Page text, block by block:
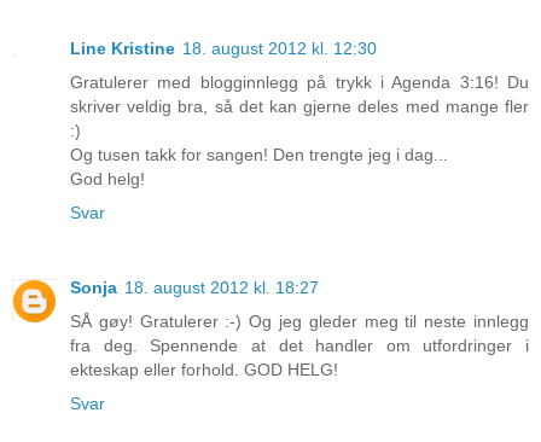
Line Kristine 18. august 2012 kl. 12:30
Gratulerer med blogginnlegg på trykk i Agenda 3:16! Du
skriver veldig bra, så det kan gjerne deles med mange fler
:)
Og tusen takk for sangen! Den trengte jeg i dag...
God helg!
Svar
Sonja 18. august 2012 kl. 18:27
SÅ gøy! Gratulerer :-) Og jeg gleder meg til neste innlegg
fra deg. Spennende at det handler om utfordringer i
ekteskap eller forhold. GOD HELG!
Svar